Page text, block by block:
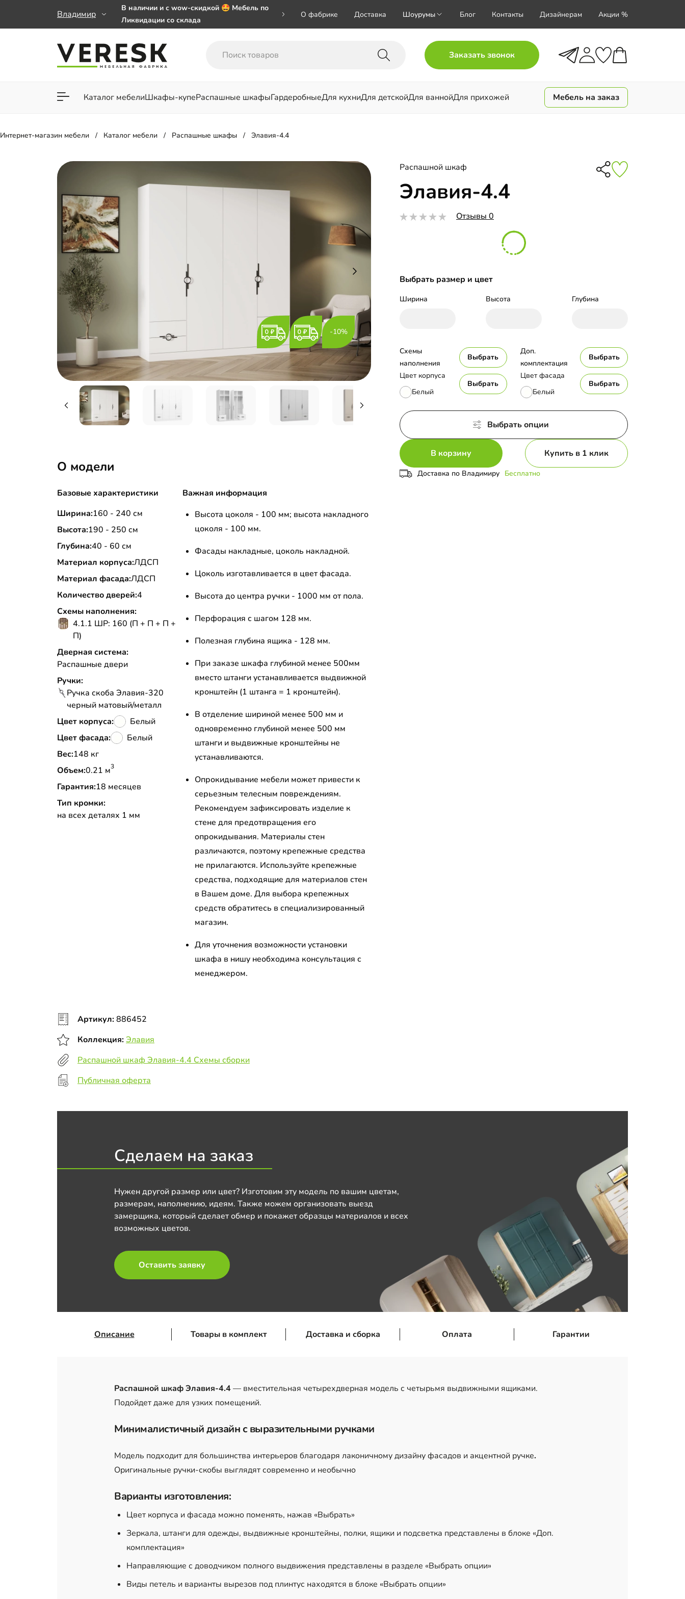
Владимир
В наличии и с wow-скидкой 🤩 Мебель по
Ликвидации со склада
заказе от 50 000 ₽
Важно! Наш Whatsapp переехал на номер
О фабрике Доставка Шоурумы Блог Контакты Дизайнерам Акции %
Заказать звонок
Каталог мебелиШкафы-купеРаспашные шкафыГардеробныеДля кухниДля детскойДля ваннойДля прихожей
Для гостиной Для спальни
Мебель на заказ
Интернет-магазин мебели Каталог мебели Распашные шкафы Элавия-4.4
-10%
Распашной шкаф
Элавия-4.4
Отзывы 0
Выбрать размер и цвет
Ширина Высота Глубина
Цвет корпуса
Белый
Выбрать
Цвет фасада
Белый
Выбрать
Схемы
наполнения
Выбрать
Доп.
комплектация
Выбрать
Выбрать опции
В корзину Купить в 1 клик
Доставка по Владимиру Бесплатно
О модели
Базовые характеристики
Ширина:160 - 240 см
Высота:190 - 250 см
Глубина:40 - 60 см
Материал корпуса:ЛДСП
Материал фасада:ЛДСП
Количество дверей:4
Схемы наполнения:
4.1.1 ШР: 160 (П + П + П +
П)
Дверная система:
Распашные двери
Ручки:
Ручка скоба Элавия-320
черный матовый/металл
Цвет корпуса:
Белый
Цвет фасада:
Белый
Вес:
148 кг
Объем:
0.21 м3
Гарантия:18 месяцев
Тип кромки:
на всех деталях 1 мм
Важная информация
Высота цоколя - 100 мм; высота накладного
цоколя - 100 мм.
Фасады накладные, цоколь накладной.
Цоколь изготавливается в цвет фасада.
Высота до центра ручки - 1000 мм от пола.
Перфорация с шагом 128 мм.
Полезная глубина ящика - 128 мм.
При заказе шкафа глубиной менее 500мм
вместо штанги устанавливается выдвижной
кронштейн (1 штанга = 1 кронштейн).
В отделение шириной менее 500 мм и
одновременно глубиной менее 500 мм
штанги и выдвижные кронштейны не
устанавливаются.
Опрокидывание мебели может привести к
серьезным телесным повреждениям.
Рекомендуем зафиксировать изделие к
стене для предотвращения его
опрокидывания. Материалы стен
различаются, поэтому крепежные средства
не прилагаются. Используйте крепежные
средства, подходящие для материалов стен
в Вашем доме. Для выбора крепежных
средств обратитесь в специализированный
магазин.
Для уточнения возможности установки
шкафа в нишу необходима консультация с
менеджером.
Артикул:886452
Коллекция:Элавия
Распашной шкаф Элавия-4.4 Схемы сборки
Публичная оферта
Сделаем на заказ
Нужен другой размер или цвет? Изготовим эту модель по вашим цветам,
размерам, наполнению, идеям. Также можем организовать выезд
замерщика, который сделает обмер и покажет образцы материалов и всех
возможных цветов.
Оставить заявку
Описание Товары в комплект Доставка и сборка Оплата Гарантии
Распашной шкаф Элавия-4.4— вместительная четырехдверная модель с четырьмя выдвижными ящиками.
Подойдет даже для узких помещений.
Минималистичный дизайн с выразительными ручками
Модель подходит для большинства интерьеров благодаря лаконичному дизайну фасадов и акцентной ручке.
Оригинальные ручки-скобы выглядят современно и необычно
Варианты изготовления:
Цвет корпуса и фасада можно поменять, нажав «Выбрать»
Зеркала, штанги для одежды, выдвижные кронштейны, полки, ящики и подсветка представлены в блоке «Доп.
комплектация»
Направляющие с доводчиком полного выдвижения представлены в разделе «Выбрать опции»
Виды петель и варианты вырезов под плинтус находятся в блоке «Выбрать опции»